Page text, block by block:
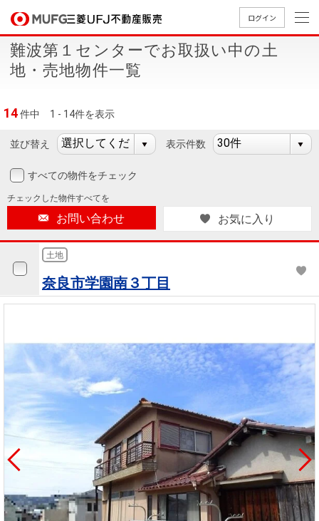
ログイン
買いたいTOP
中古
ンを
探す
新
建て
す
資
物
件
を
探
す
事業
探す
売りたいTOP
無
定
売
AI
売却
時手
取り
試算
サービス
周辺相場
検索
住まい1プ
ラス（お
役立ちコ
店舗案内TOP
店舗のご
案内（首
店舗のご
店舗のご
会社情報TOP
ごあいさ
会社概
MUFG
経営ビジ
ョン
組織図
覧
沿革
図
リリース
会社案内
（電子ブ
ック版）
採用情報TOP
新卒採用
情報
キャリア
買いたい
店舗案内
会社情報
採用情報
法人のお客さま
会員ページ
閉じる
難波第１センターでお取扱い中の土
地・売地物件一覧
14件中 1 - 14件を表示
並び替え 表示件数
すべての物件をチェック
チェックした物件すべてを
お問い合わせ お気に入り
土地
奈良市学園南３丁目